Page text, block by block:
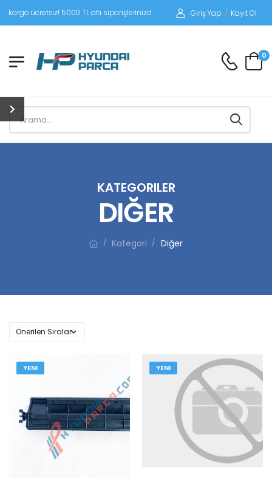
5000 TL altı siparişlerinizde siparişleriniz alıcı ödemeli gönderilir.
Giriş Yap / Kayıt Ol
0
KATEGORILER
DIĞER
/ Kategori / Diğer
YENI YENI